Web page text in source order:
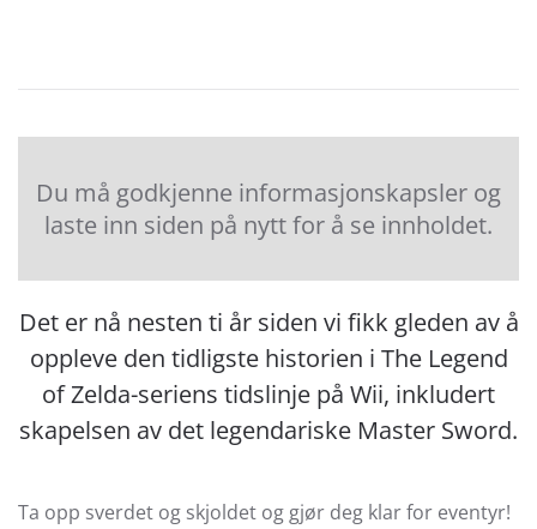
Du må godkjenne informasjonskapsler og
laste inn siden på nytt for å se innholdet.
Det er nå nesten ti år siden vi fikk gleden av å
oppleve den tidligste historien i The Legend
of Zelda-seriens tidslinje på Wii, inkludert
skapelsen av det legendariske Master Sword.
Ta opp sverdet og skjoldet og gjør deg klar for eventyr!